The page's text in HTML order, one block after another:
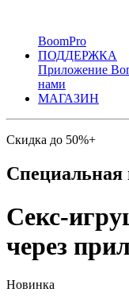
BoomPro
ПОДДЕРЖКА
Приложение
нами
МАГАЗИН
Скидка до 50%+
Специальная
Секс-
через
Новинка